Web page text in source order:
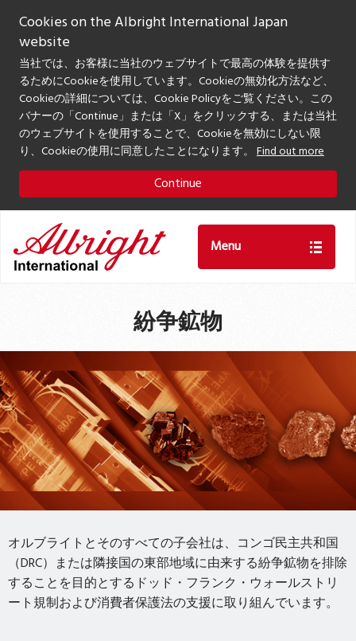
Cookies on the Albright International Japan
website
当社では、お客様に当社のウェブサイトで最高の体験を提供す
るためにCookieを使用しています。Cookieの無効化方法など、
Cookieの詳細については、Cookie Policyをご覧ください。この
バナーの「Continue」または「X」をクリックする、または当社
のウェブサイトを使用することで、Cookieを無効にしない限
り、Cookieの使用に同意したことになります。 Find out more
Continue
Menu
紛争鉱物
オルブライトとそのすべての子会社は、コンゴ民主共和国
（DRC）または隣接国の東部地域に由来する紛争鉱物を排除
することを目的とするドッド・フランク・ウォールストリ
ート規制および消費者保護法の支援に取り組んでいます。